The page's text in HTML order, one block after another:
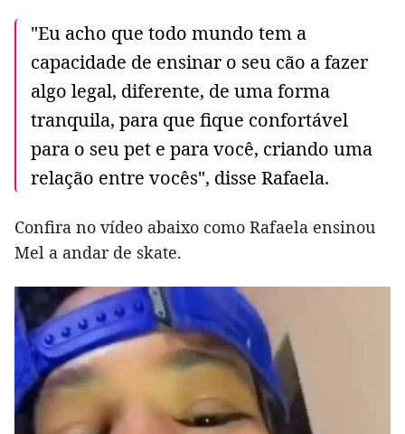
"Eu acho que todo mundo tem a
capacidade de ensinar o seu cão a fazer
algo legal, diferente, de uma forma
tranquila, para que fique confortável
para o seu pet e para você, criando uma
relação entre vocês", disse Rafaela.
Confira no vídeo abaixo como Rafaela ensinou
Mel a andar de skate.